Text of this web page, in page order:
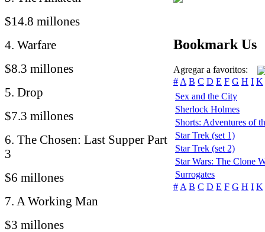
$14.8 millones
4. Warfare
$8.3 millones
5. Drop
$7.3 millones
6. The Chosen: Last Supper Part
3
$6 millones
7. A Working Man
$3 millones
Bookmark Us
Agregar a favoritos:
# A B C D E F G H I K
Sex and the City
Sherlock Holmes
Shorts: Adventures of
Star Trek (set 1)
Star Trek (set 2)
Star Wars: The Clone
Surrogates
# A B C D E F G H I K